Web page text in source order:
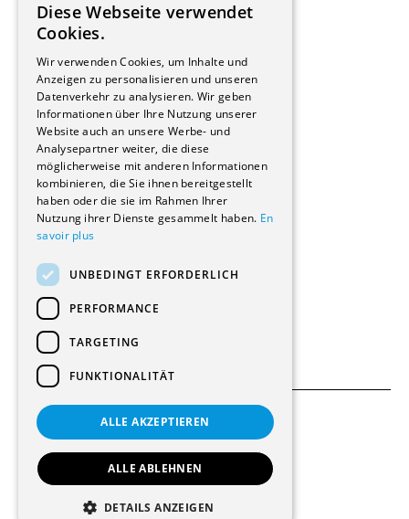
Hersteller/Lieferanten
Bauherrschaften
Immobilienverwaltungsgesellschaften
Stockwerkeigentum
Reportagen
Wohnungen
Renovierungen
Innere Umbauten
Gastgewerbe und Tourismus
Verwaltungsgebäude und Geschäfte
Schuleinrichtungen
Medizinische Einrichtungen
Kultur - Sport - Freizeit
Industrie - Handwerk
Transport und Parkplätze
Diverse Bauten
© 2026 Alle Rechte vorbehalten
Allgemeine Bedingungen
FRENCH
Diese Webseite verwendet
Cookies.
Wir verwenden Cookies, um Inhalte und
Anzeigen zu personalisieren und unseren
Datenverkehr zu analysieren. Wir geben
Informationen über Ihre Nutzung unserer
Website auch an unsere Werbe- und
Analysepartner weiter, die diese
möglicherweise mit anderen Informationen
kombinieren, die Sie ihnen bereitgestellt
haben oder die sie im Rahmen Ihrer
Nutzung ihrer Dienste gesammelt haben. En
savoir plus
UNBEDINGT ERFORDERLICH
PERFORMANCE
TARGETING
FUNKTIONALITÄT
ALLE AKZEPTIEREN
ALLE ABLEHNEN
DETAILS ANZEIGEN